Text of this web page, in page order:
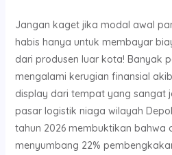
Jangan kaget jika modal awal
habis hanya untuk membayar
dari produsen luar kota! Banyak
mengalami kerugian finansial
display dari tempat yang sangat
pasar logistik niaga wilayah
tahun 2026 membuktikan bahwa
menyumbang 22%